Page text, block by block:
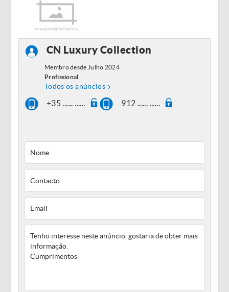
CN Luxury Collection
Membro desde Julho 2024
Profissional
Todos os anúncios
+35 ...... ...... 912 ...... ......